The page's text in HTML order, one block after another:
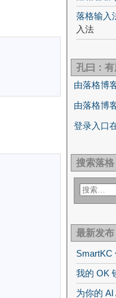
落格输入
入法
孔曰：有
由落格博
由落格博
登录入口
搜索落格
最新发布
SmartKC
我的 OK
为你的